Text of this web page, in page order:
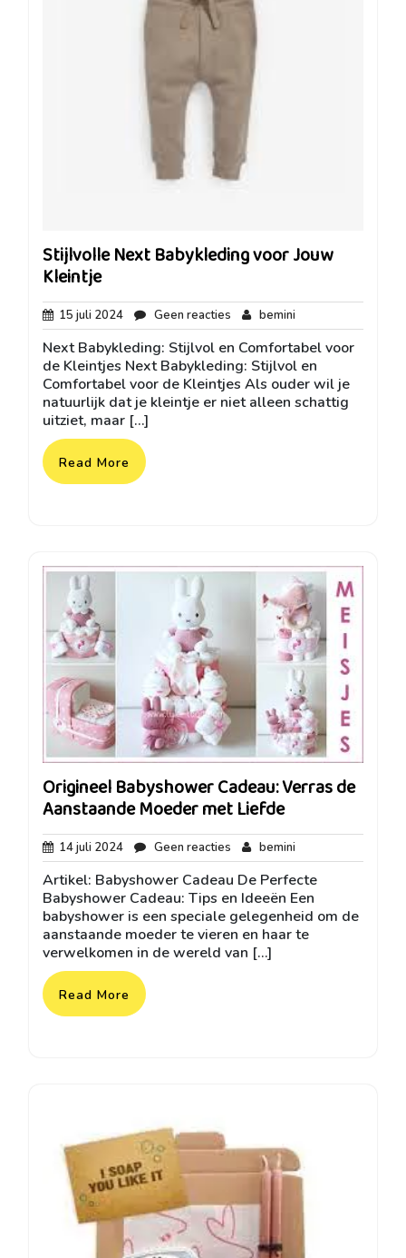
Stijlvolle Next Babykleding voor Jouw
Kleintje
15 juli 202415
juli
2024
Geen reacties Geen
reacties
bemini
Next Babykleding: Stijlvol en Comfortabel voor
de Kleintjes Next Babykleding: Stijlvol en
Comfortabel voor de Kleintjes Als ouder wil je
natuurlijk dat je kleintje er niet alleen schattig
uitziet, maar […]
Read More
Origineel Babyshower Cadeau: Verras de
Aanstaande Moeder met Liefde
14 juli 202414
juli
2024
Geen reacties Geen
reacties
bemini
Artikel: Babyshower Cadeau De Perfecte
Babyshower Cadeau: Tips en Ideeën Een
babyshower is een speciale gelegenheid om de
aanstaande moeder te vieren en haar te
verwelkomen in de wereld van […]
Read More